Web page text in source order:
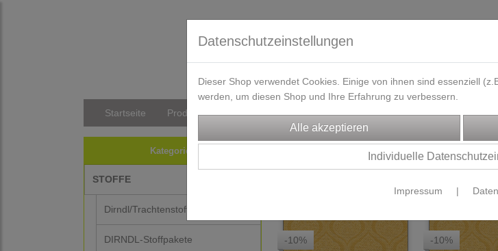
Startseite Produkte Versandkosten/Lieferzeit Kontakt / Öffnungszeiten
Kategorien
STOFFE
Dirndl/Trachtenstoffe
DIRNDL-Stoffpakete
STOFFE knitterfreie Rockstoffe
-10% -10%
Datenschutzeinstellungen
Dieser Shop verwendet Cookies. Einige von ihnen sind essenziell
werden, um diesen Shop und Ihre Erfahrung zu verbessern.
Individuelle
Impressum |